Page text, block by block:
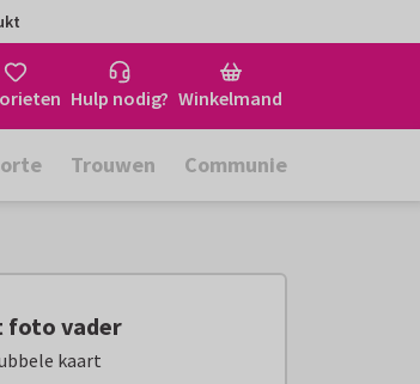
Hulp nodig? Winkelmand
Trouwen Communie
foto vader
kaart